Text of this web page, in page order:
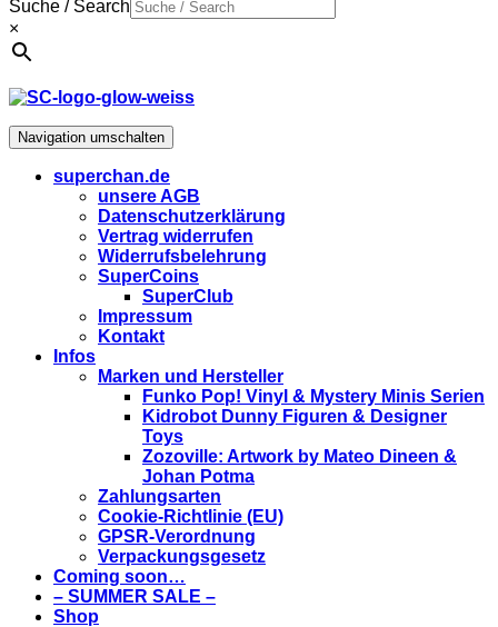
Suche / Search
×
Navigation umschalten
superchan.de
unsere AGB
Datenschutzerklärung
Vertrag widerrufen
Widerrufsbelehrung
SuperCoins
SuperClub
Impressum
Kontakt
Infos
Marken und Hersteller
Funko Pop! Vinyl & Mystery Minis Serien
Kidrobot Dunny Figuren & Designer
Toys
Zozoville: Artwork by Mateo Dineen &
Johan Potma
Zahlungsarten
Cookie-Richtlinie (EU)
GPSR-Verordnung
Verpackungsgesetz
Coming soon…
– SUMMER SALE –
Shop